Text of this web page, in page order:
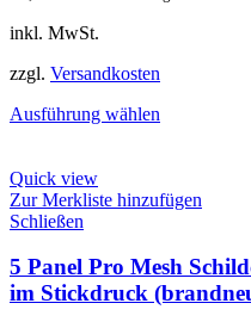
inkl. MwSt.
zzgl. Versandkosten
Ausführung wählen
Quick view
Zur Merkliste hinzufügen
Schließen
5 Panel Pro Mesh
im Stickdruck